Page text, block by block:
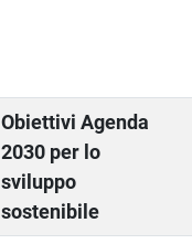
Obiettivi Agenda
2030 per lo
sviluppo
sostenibile